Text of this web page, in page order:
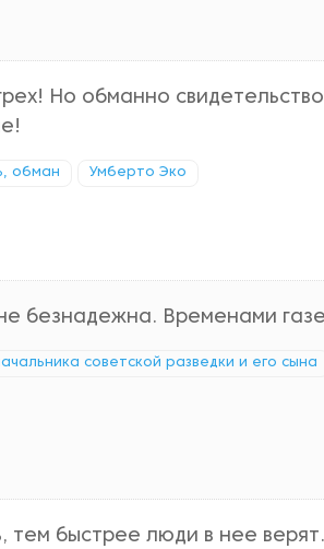
Но обманно
обман Умберто Эко
безнадежна. Временами
советской разведки и его сына
быстрее люди в нее верят.